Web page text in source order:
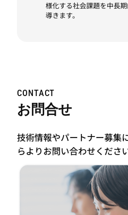
様化する社会課題を中長
導きます。
CONTACT
お問合せ
技術情報やパートナー募集
らよりお問い合わせください